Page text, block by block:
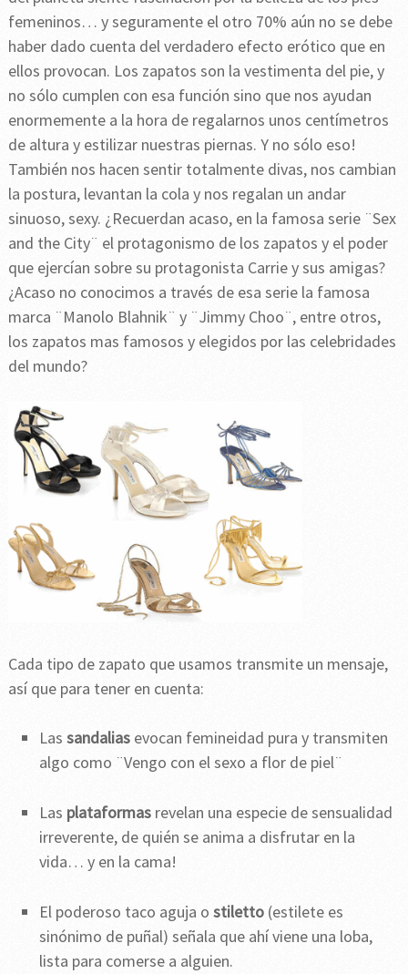
femeninos… y seguramente el otro 70% aún no se debe
haber dado cuenta del verdadero efecto erótico que en
ellos provocan. Los zapatos son la vestimenta del pie, y
no sólo cumplen con esa función sino que nos ayudan
enormemente a la hora de regalarnos unos centímetros
de altura y estilizar nuestras piernas. Y no sólo eso!
También nos hacen sentir totalmente divas, nos cambian
la postura, levantan la cola y nos regalan un andar
sinuoso, sexy. ¿Recuerdan acaso, en la famosa serie ¨Sex
and the City¨ el protagonismo de los zapatos y el poder
que ejercían sobre su protagonista Carrie y sus amigas?
¿Acaso no conocimos a través de esa serie la famosa
marca ¨Manolo Blahnik¨ y ¨Jimmy Choo¨, entre otros,
los zapatos mas famosos y elegidos por las celebridades
del mundo?
Cada tipo de zapato que usamos transmite un mensaje,
así que para tener en cuenta:
Lassandalias evocan femineidad pura y transmiten
algo como ¨Vengo con el sexo a flor de piel¨
Las plataformas revelan una especie de sensualidad
irreverente, de quién se anima a disfrutar en la
vida… y en la cama!
El poderoso taco aguja o stiletto (estilete es
sinónimo de puñal) señala que ahí viene una loba,
lista para comerse a alguien.